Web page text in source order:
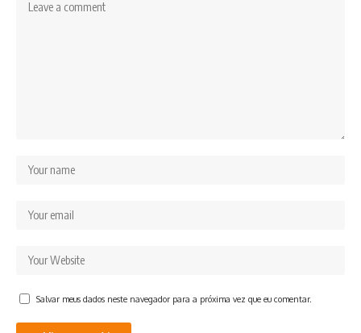
Salvar meus dados neste navegador para a próxima vez que eu comentar.